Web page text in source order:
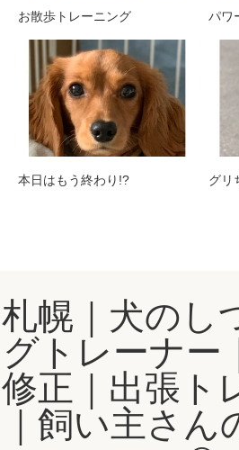
お散歩トレーニング パワ
本日はもう終わり!? グリ
札幌｜犬のし
グトレーナー
修正｜出張ト
｜飼い主さん